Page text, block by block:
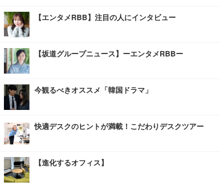
【エンタメRBB】注目の人にインタビュー
【坂道グループニュース】ーエンタメRBBー
今観るべきオススメ「韓国ドラマ」
快適デスクのヒントが満載！こだわりデスクツアー
【進化するオフィス】